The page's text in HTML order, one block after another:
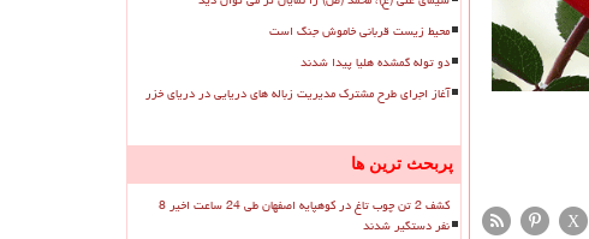
X
محیط زیست قربانی خاموش جنگ است
دو توله گمشده هلیا پیدا شدند
آغاز اجرای طرح مشترک مدیریت زباله های دریایی در دریای خزر
پربحث ترین ها
کشف 2 تن چوب تاغ در کوهپایه اصفهان طی 24 ساعت اخیر 8
نفر دستگیر شدند